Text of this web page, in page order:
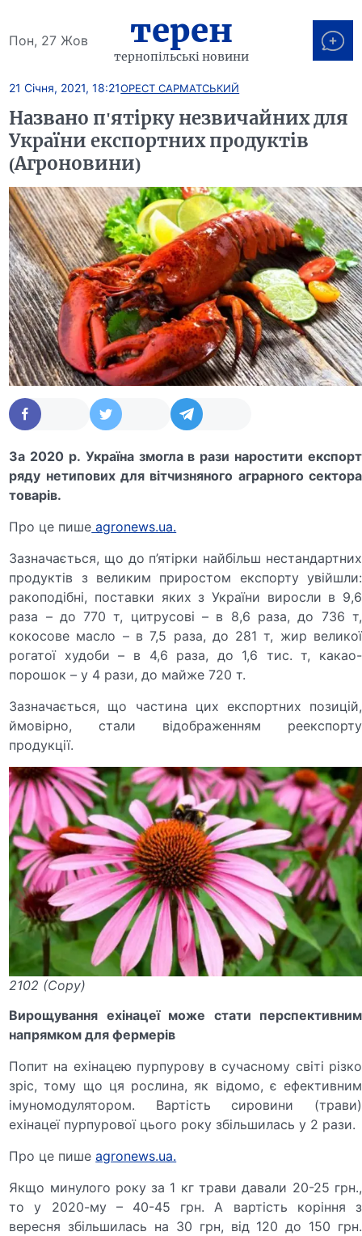
Пон, 27 Жов терен
тернопільські новини
21 Січня, 2021, 18:21ОРЕСТ САРМАТСЬКИЙ
Названо п'ятірку незвичайних для
України експортних продуктів
(Агроновини)
За 2020 р. Україна змогла в рази наростити експорт
ряду нетипових для вітчизняного аграрного сектора
товарів.
Про це пише agronews.ua.
Зазначається, що до п’ятірки найбільш нестандартних
продуктів з великим приростом експорту увійшли:
ракоподібні, поставки яких з України виросли в 9,6
раза – до 770 т, цитрусові – в 8,6 раза, до 736 т,
кокосове масло – в 7,5 раза, до 281 т, жир великої
рогатої худоби – в 4,6 раза, до 1,6 тис. т, какао-
порошок – у 4 рази, до майже 720 т.
Зазначається, що частина цих експортних позицій,
ймовірно, стали відображенням реекспорту
продукції.
2102 (Copy)
Вирощування ехінацеї може стати перспективним
напрямком для фермерів
Попит на ехінацею пурпурову в сучасному світі різко
зріс, тому що ця рослина, як відомо, є ефективним
імуномодулятором. Вартість сировини (трави)
ехінацеї пурпурової цього року збільшилась у 2 рази.
Про це пишеagronews.ua.
Якщо минулого року за 1 кг трави давали 20-25 грн.,
то у 2020-му – 40-45 грн. А вартість коріння з
вересня збільшилась на 30 грн, від 120 до 150 грн.